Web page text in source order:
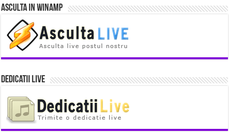
Asculta in Winamp
Dedicatii Live